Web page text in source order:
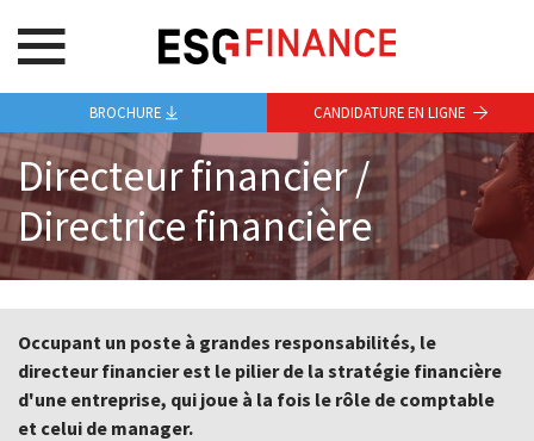
Directeur financier /
Directrice financière
Occupant un poste à grandes responsabilités, le
directeur financier est le pilier de la stratégie financière
d'une entreprise, qui joue à la fois le rôle de comptable
et celui de manager.
BROCHURE CANDIDATURE EN LIGNE